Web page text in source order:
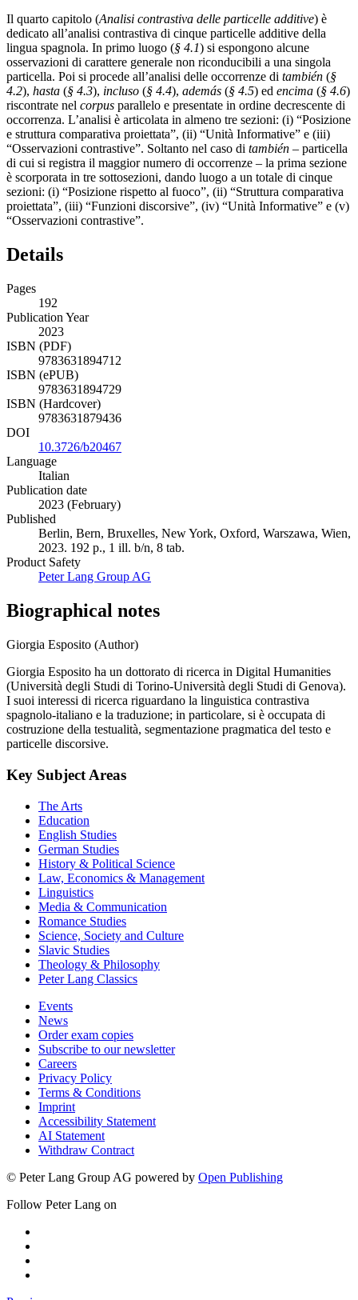
Il quarto capitolo (Analisi contrastiva delle particelle additive) è
dedicato all’analisi contrastiva di cinque particelle additive della
lingua spagnola. In primo luogo (§ 4.1) si espongono alcune
osservazioni di carattere generale non riconducibili a una singola
particella. Poi si procede all’analisi delle occorrenze di también (§
4.2), hasta (§ 4.3), incluso (§ 4.4), además (§ 4.5) ed encima (§ 4.6)
riscontrate nel corpus parallelo e presentate in ordine decrescente di
occorrenza. L’analisi è articolata in almeno tre sezioni: (i) “Posizione
e struttura comparativa proiettata”, (ii) “Unità Informative” e (iii)
“Osservazioni contrastive”. Soltanto nel caso di también – particella
di cui si registra il maggior numero di occorrenze – la prima sezione
è scorporata in tre sottosezioni, dando luogo a un totale di cinque
sezioni: (i) “Posizione rispetto al fuoco”, (ii) “Struttura comparativa
proiettata”, (iii) “Funzioni discorsive”, (iv) “Unità Informative” e (v)
“Osservazioni contrastive”.
Details
Pages
192
Publication Year
2023
ISBN (PDF)
9783631894712
ISBN (ePUB)
9783631894729
ISBN (Hardcover)
9783631879436
DOI
10.3726/b20467
Language
Italian
Publication date
2023 (February)
Published
Berlin, Bern, Bruxelles, New York, Oxford, Warszawa, Wien,
2023. 192 p., 1 ill. b/n, 8 tab.
Product Safety
Peter Lang Group AG
Biographical notes
Giorgia Esposito (Author)
Giorgia Esposito ha un dottorato di ricerca in Digital Humanities
(Università degli Studi di Torino-Università degli Studi di Genova).
I suoi interessi di ricerca riguardano la linguistica contrastiva
spagnolo-italiano e la traduzione; in particolare, si è occupata di
costruzione della testualità, segmentazione pragmatica del testo e
particelle discorsive.
Key Subject Areas
The Arts
Education
English Studies
German Studies
History & Political Science
Law, Economics & Management
Linguistics
Media & Communication
Romance Studies
Science, Society and Culture
Slavic Studies
Theology & Philosophy
Peter Lang Classics
Events
News
Order exam copies
Subscribe to our newsletter
Careers
Privacy Policy
Terms & Conditions
Imprint
Accessibility Statement
AI Statement
Withdraw Contract
© Peter Lang Group AG powered by Open Publishing
Follow Peter Lang on